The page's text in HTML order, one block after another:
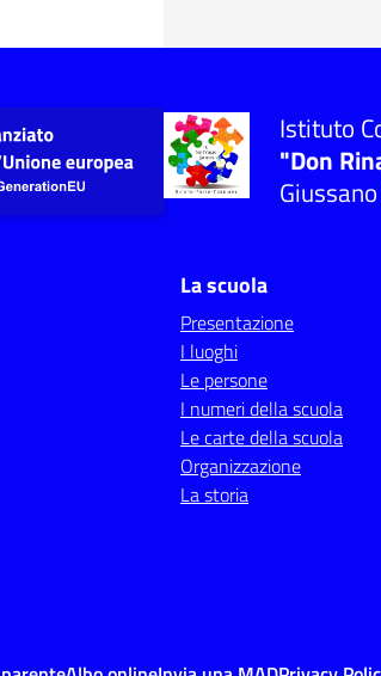
Istituto
"Don
La scuola
Presentazione
I luoghi
Le persone
I numeri della scuola
Le carte della scuola
Organizzazione
La storia